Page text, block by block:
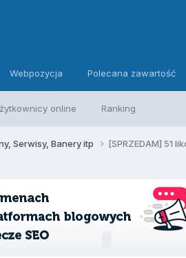
online Ranking
Webpozycja Polecana zawartość
Serwisy, Banery itp [SPRZEDAM] 51